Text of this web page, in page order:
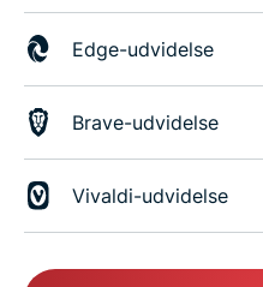
Edge-udvidelse
Brave-udvidelse
Vivaldi-udvidelse